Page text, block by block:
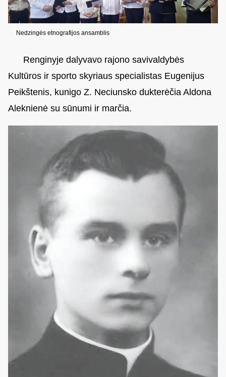
Nedzingės etnografijos ansamblis
Renginyje dalyvavo rajono savivaldybės
Kultūros ir sporto skyriaus specialistas Eugenijus
Peikštenis, kunigo Z. Neciunsko dukterėčia Aldona
Aleknienė su sūnumi ir marčia.